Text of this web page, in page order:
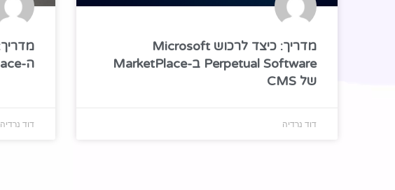
מדריך: כיצד לרכוש Microsoft
Perpetual Software ב-MarketPlace
של CMS
דוד נרדיה
ה-MarketPlace
דוד נרדיה